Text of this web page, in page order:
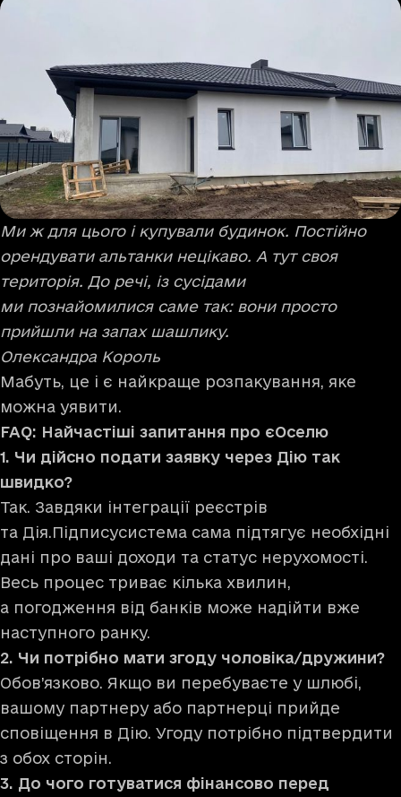
Ми ж для цього і купували будинок. Постійно
орендувати альтанки нецікаво. А тут своя
територія. До речі, із сусідами
ми познайомилися саме так: вони просто
прийшли на запах шашлику.
Олександра Король
Мабуть, це і є найкраще розпакування, яке
можна уявити.
FAQ: Найчастіші запитання про єОселю
1. Чи дійсно подати заявку через Дію так
швидко?
Так. Завдяки інтеграції реєстрів
та Дія.Підписусистема сама підтягує необхідні
дані про ваші доходи та статус нерухомості.
Весь процес триває кілька хвилин,
а погодження від банків може надійти вже
наступного ранку.
2. Чи потрібно мати згоду чоловіка/дружини?
Обов’язково. Якщо ви перебуваєте у шлюбі,
вашому партнеру або партнерці прийде
сповіщення в Дію. Угоду потрібно підтвердити
з обох сторін.
3. До чого готуватися фінансово перед